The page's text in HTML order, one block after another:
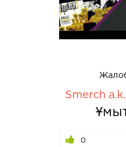
Smerch
0